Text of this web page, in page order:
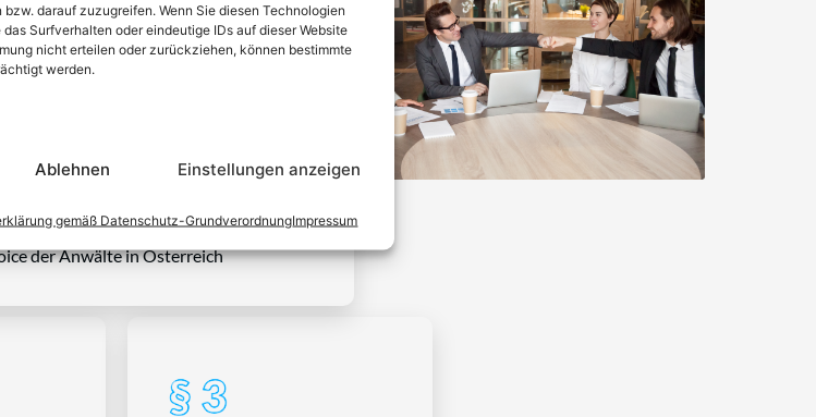
darauf zuzugreifen. Wenn Sie diesen Technologien
Surfverhalten oder eindeutige IDs auf dieser Website
nicht erteilen oder zurückziehen, können bestimmte
werden.
Ablehnen Einstellungen anzeigen
gemäß Datenschutz-GrundverordnungImpressum
ist
zu beraten und Klienten vor
Rechtsberatung zu erbringen und
Herausforderungen dieses Systems
der Anwälte in Österreich